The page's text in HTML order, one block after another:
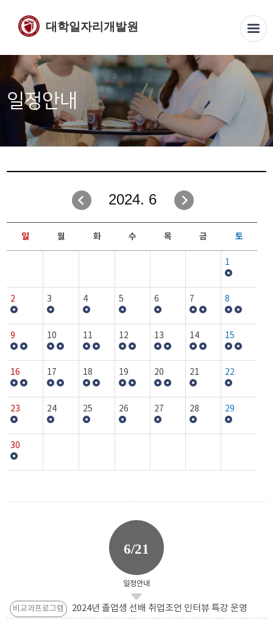
대학일자리개발원
일정안내
2024. 6
일 월 화 수 목 금 토
1
2 3 4 5 6 7 8
9 10 11 12 13 14 15
16 17 18 19 20 21 22
23 24 25 26 27 28 29
30
6/21
일정안내
비교과프로그램 2024년 졸업생 선배 취업조언 인터뷰 특강 운영